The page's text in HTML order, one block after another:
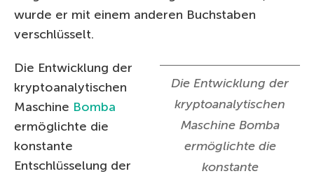
wurde er mit einem anderen Buchstaben
verschlüsselt.
Die Entwicklung der
kryptoanalytischen
Maschine Bomba
ermöglichte die
konstante
Die Entwicklung der
kryptoanalytischen
Maschine Bomba
ermöglichte die
konstante
Entschlüsselung der